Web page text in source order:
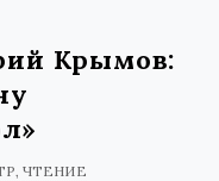
Крымов:
ЧТЕНИЕ